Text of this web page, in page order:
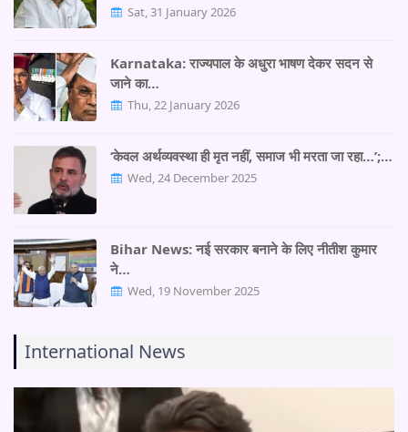
Sat, 31 January 2026
Karnataka: राज्यपाल के अधुरा भाषण देकर सदन से
जाने का…
Thu, 22 January 2026
‘केवल अर्थव्यवस्था ही मृत नहीं, समाज भी मरता जा रहा…’;…
Wed, 24 December 2025
Bihar News: नई सरकार बनाने के लिए नीतीश कुमार
ने…
Wed, 19 November 2025
International News